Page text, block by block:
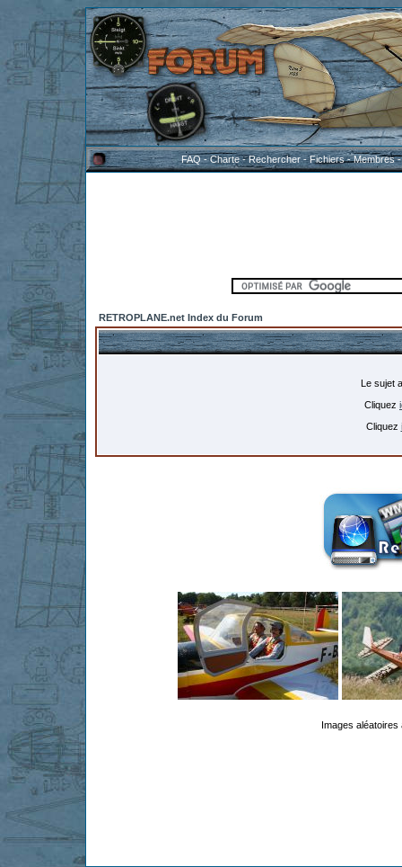
FAQ-Charte-Rechercher-Fichiers-Membres
RETROPLANE.net Index du Forum
Le sujet
Cliquez
Cliquez
Images aléatoires